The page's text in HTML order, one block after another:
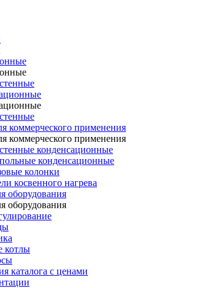
коммерческого применения
коммерческого применения
конденсационные
конденсационные
колонки
косвенного нагрева
оборудования
оборудования
котлы
каталога с ценами